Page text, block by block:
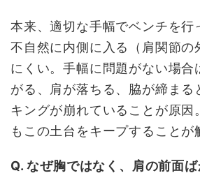
本来、適切な手幅でベンチを行
不自然に内側に入る（肩関節の
にくい。手幅に問題がない場合
がる、肩が落ちる、脇が締まる
キングが崩れていることが原因
もこの土台をキープすることが
Q. なぜ胸ではなく、肩の前面